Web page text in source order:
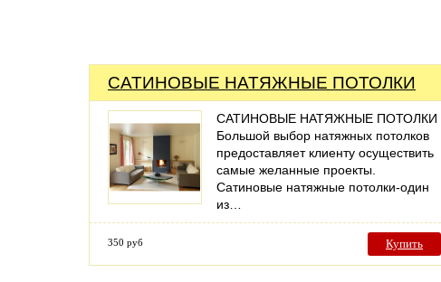
САТИНОВЫЕ НАТЯЖНЫЕ ПОТОЛКИ
САТИНОВЫЕ НАТЯЖНЫЕ ПОТОЛКИ
Большой выбор натяжных потолков
предоставляет клиенту осуществить
самые желанные проекты.
Сатиновые натяжные потолки-один
из…
350 руб Купить